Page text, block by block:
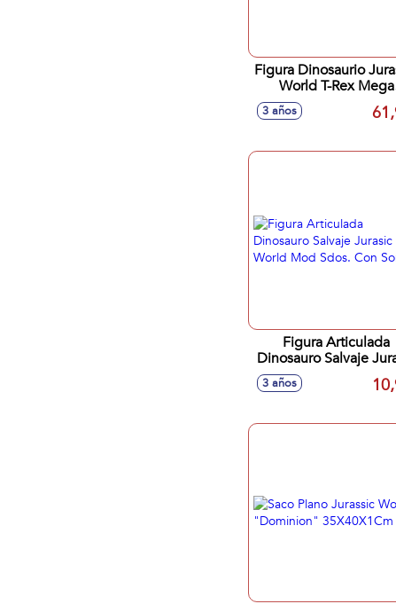
Figura Dinosaurio
World T-Rex Mega
3 años
Figura Articulada
Dinosauro Salvaje
World Mod Sdos.
3 años